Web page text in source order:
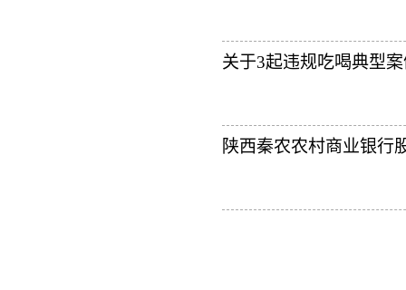
关于3起违规吃喝典型
陕西秦农农村商业银行